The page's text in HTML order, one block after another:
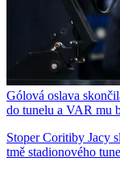
Gólová oslava
do tunelu a VAR mu
Stoper Coritiby Jacy
tmě stadionového